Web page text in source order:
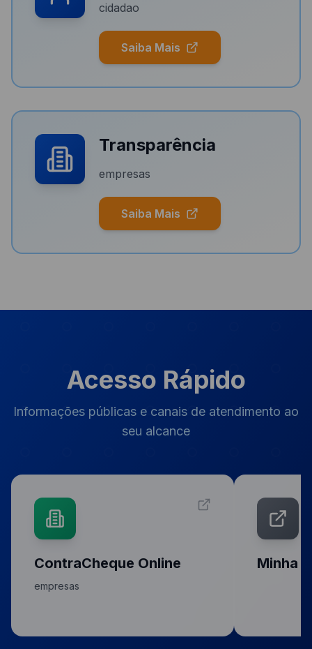
cidadao
Saiba Mais
Transparência
empresas
Saiba Mais
Acesso Rápido
Informações públicas e canais de atendimento ao
seu alcance
ContraCheque Online
empresas
Minha